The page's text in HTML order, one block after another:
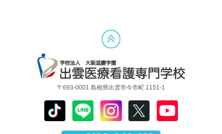
〒693-0001 島根県出雲市今市町 1151-1